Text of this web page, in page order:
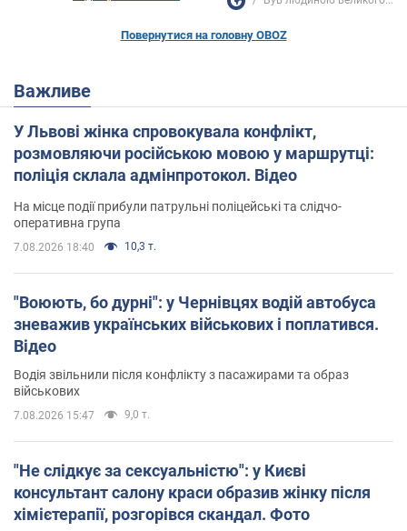
Повернутися на головну OBOZ
Важливе
У Львові жінка спровокувала конфлікт,
розмовляючи російською мовою у маршрутці:
поліція склала адмінпротокол. Відео
На місце події прибули патрульні поліцейські та слідчо-
оперативна група
7.08.2026 18:40 10,3 т.
"Воюють, бо дурні": у Чернівцях водій автобуса
зневажив українських військових і поплатився.
Відео
Водія звільнили після конфлікту з пасажирами та образ
військових
7.08.2026 15:47 9,0 т.
"Не слідкує за сексуальністю": у Києві
консультант салону краси образив жінку після
хімієтерапії, розгорівся скандал. Фото